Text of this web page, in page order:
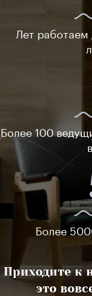
Лет работаем
Более 100
Более
Приходите к
это